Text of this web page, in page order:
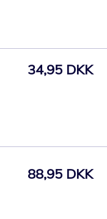
34,95 DKK
88,95 DKK